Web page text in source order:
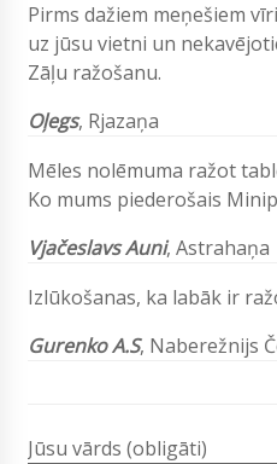
Pirms dažiem meņešiem
uz jūsu vietni un
Zāļu ražošanu.
Oļegs, Rjazaņa
Mēles nolēmuma ražot
Ko mums piederošais
VjačeslavsAuni, Astrahaņa
Izlūkošanas, ka labāk ir
Gurenko A.S, Naberežnijs
Jūsu vārds (obligāti)